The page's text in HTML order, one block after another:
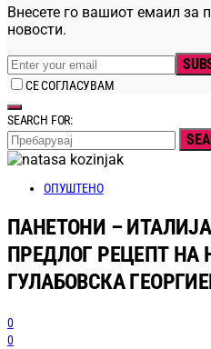
Внесете го вашиот емаил за
новости.
СЕ СОГЛАСУВАМ
SEARCH FOR:
ОПУШТЕНО
ПАНЕТОНИ –
ПРЕДЛОГ РЕЦЕПТ НА
ГУЛАБОВСКА
0
0